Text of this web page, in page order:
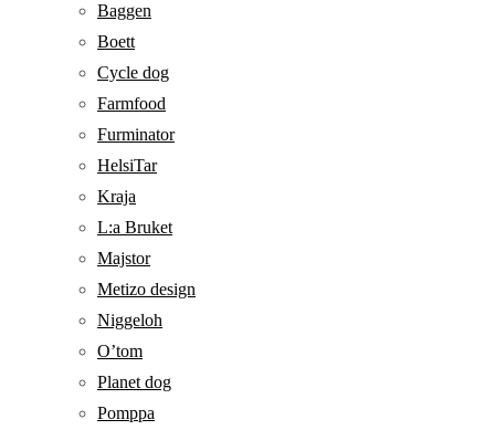
Baggen
Boett
Cycle dog
Farmfood
Furminator
HelsiTar
Kraja
L:a Bruket
Majstor
Metizo design
Niggeloh
O’tom
Planet dog
Pomppa